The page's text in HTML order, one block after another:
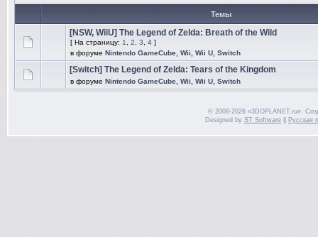
Темы
[NSW, WiiU] The Legend of Zelda: Breath of the Wild
[ На страницу: 1 2 3 4 ]
в форуме Nintendo GameCube, Wii, Wii U, Switch
[Switch] The Legend of Zelda: Tears of the Kingdom
в форуме Nintendo GameCube, Wii, Wii U, Switch
© 2008-2026 «3DOPLANET.ru».
Designed by ST Software Русская